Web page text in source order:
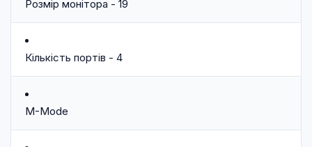
Розмір монітора - 19
Кількість портів - 4
M-Mode